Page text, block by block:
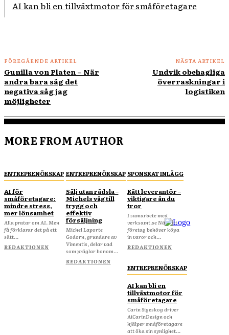
AI kan bli en tillväxtmotor för småföretagare
FÖREGÅENDE ARTIKEL
Gunilla von Platen – När
andra bara såg det
negativa såg jag
möjligheter
NÄSTA ARTIKEL
Undvik obehagliga
överraskningar i
logistiken
MORE FROM AUTHOR
ENTREPRENÖRSKAP
AI för
småföretagare:
mindre stress,
mer lönsamhet
Alla pratar om AI. Men
få förklarar det på ett
sätt...
REDAKTIONEN
ENTREPRENÖRSKAP
Sälj utan rädsla –
Michels väg till
trygg och
effektiv
försäljning
Michel Laporte
Godorn, grundare av
Vimentis, delar vad
som präglar honom...
REDAKTIONEN
SPONSRAT INLÄGG
Rätt leverantör –
viktigare än du
tror
I samarbete med
verksamt.se När ditt
företag behöver köpa
in varor och...
REDAKTIONEN
ENTREPRENÖRSKAP
AI kan bli en
tillväxtmotor för
småföretagare
Carin Sigeskog driver
AiCarinDesign och
hjälper småföretagare
att öka sin synlighet...